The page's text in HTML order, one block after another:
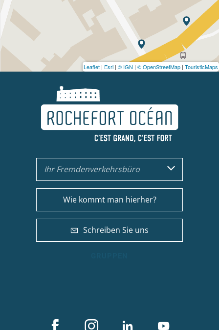
Leaflet | Esri | © IGN | © OpenStreetMap | TouristicMaps
Ihr Fremdenverkehrsbüro
Wie kommt man hierher?
Schreiben Sie uns